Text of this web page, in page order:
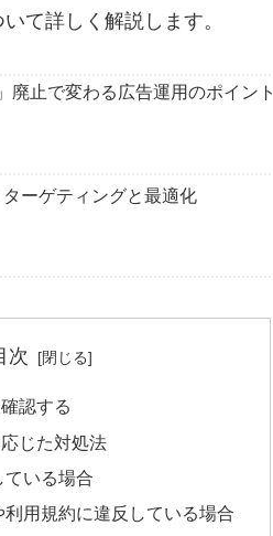
て詳しく解説します。
廃止で変わる広告運用のポイント
ーゲティングと最適化
次
認する
じた対処法
いる場合
利用規約に違反している場合